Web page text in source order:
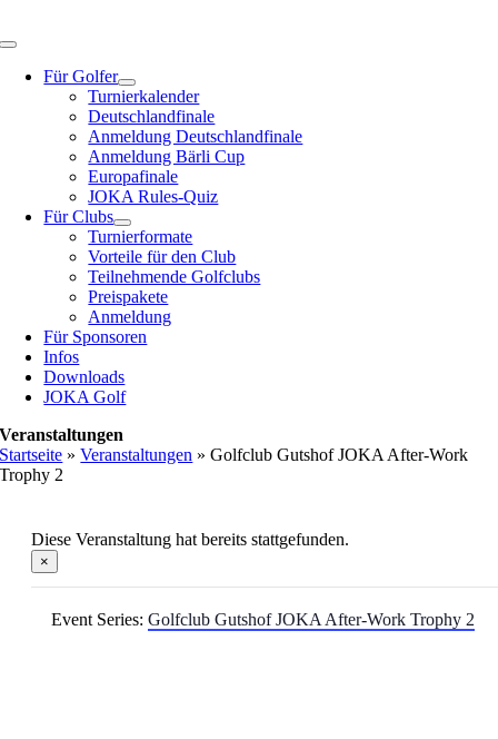
Inhalt
Toggle
NavigationFür Golfer
Turnierkalender
Deutschlandfinale
Anmeldung Deutschlandfinale
Anmeldung Bärli Cup
Europafinale
JOKA Rules-Quiz
Für Clubs
Turnierformate
Vorteile für den Club
Teilnehmende Golfclubs
Preispakete
Anmeldung
Für Sponsoren
Infos
Downloads
JOKA Golf
Veranstaltungen
Startseite »Veranstaltungen »Golfclub Gutshof JOKA After-Work
Trophy 2
Diese Veranstaltung hat bereits stattgefunden.
×
Event Series: Golfclub Gutshof JOKA After-Work Trophy 2